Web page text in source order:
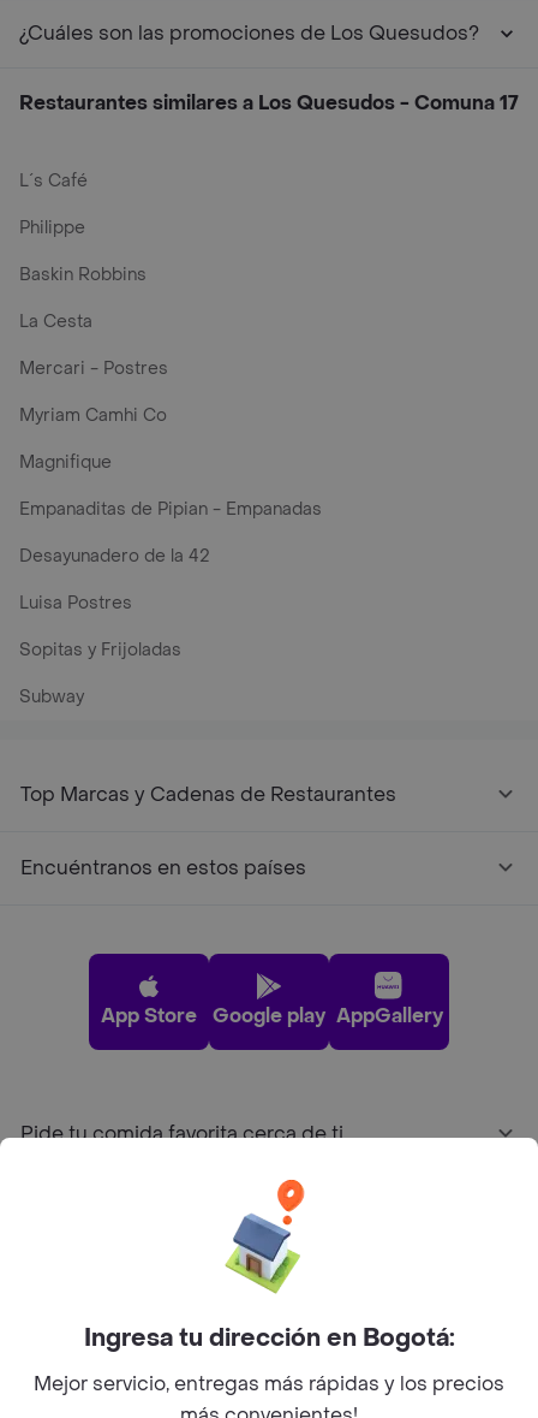
¿Cuáles son las promociones de Los Quesudos?
Restaurantes similares a Los Quesudos - Comuna 17
L´s Café
Philippe
Baskin Robbins
La Cesta
Mercari - Postres
Myriam Camhi Co
Magnifique
Empanaditas de Pipian - Empanadas
Desayunadero de la 42
Luisa Postres
Sopitas y Frijoladas
Subway
Top Marcas y Cadenas de Restaurantes
Encuéntranos en estos países
App Store Google play AppGallery
Pide tu comida favorita cerca de ti
Sobre RappiIngresa tu dirección en Bogotá:
Mejor servicio, entregas más rápidas y los precios